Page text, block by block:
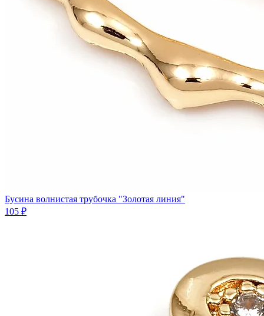
Бусина волнистая трубочка "Золотая линия"
105 ₽